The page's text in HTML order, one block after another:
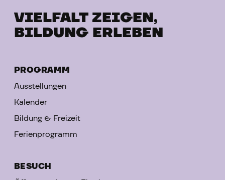
VIELFALT ZEIGEN,
BILDUNG ERLEBEN
PROGRAMM
Ausstellungen
Kalender
Bildung & Freizeit
Ferienprogramm
BESUCH